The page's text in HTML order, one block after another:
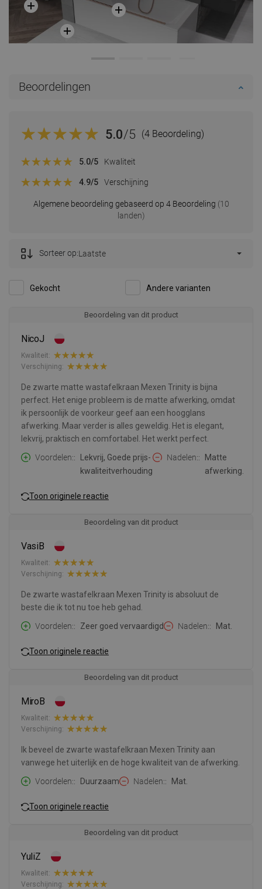
Beoordelingen
5.0/5 (4 Beoordeling)
Algemene beoordeling gebaseerd op 4 Beoordeling (10
landen)
5.0/5 Kwaliteit
4.9/5 Verschijning
Gekocht Andere varianten
Sorteer op:Laatste
Beoordeling van dit product
NicoJ
Kwaliteit:
Verschijning:
De zwarte matte wastafelkraan Mexen Trinity is bijna
perfect. Het enige probleem is de matte afwerking, omdat
ik persoonlijk de voorkeur geef aan een hoogglans
afwerking. Maar verder is alles geweldig. Het is elegant,
lekvrij, praktisch en comfortabel. Het werkt perfect.
Voordelen:
Lekvrij, Goede prijs-
kwaliteitverhouding
Nadelen:
Matte
afwerking.
Toon originele reactie
Beoordeling van dit product
VasiB
Kwaliteit:
Verschijning:
De zwarte wastafelkraan Mexen Trinity is absoluut de
beste die ik tot nu toe heb gehad.
Voordelen:
Zeer goed vervaardigd Nadelen: Mat.
Toon originele reactie
Beoordeling van dit product
MiroB
Kwaliteit:
Verschijning:
Ik beveel de zwarte wastafelkraan Mexen Trinity aan
vanwege het uiterlijk en de hoge kwaliteit van de afwerking.
Voordelen:
Duurzaam Nadelen: Mat.
Toon originele reactie
Beoordeling van dit product
YuliZ
Kwaliteit:
Verschijning: